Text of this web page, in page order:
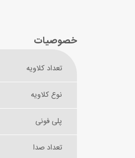
خصوصیات
تعداد کلاویه
نوع کلاویه
پلی فونی
تعداد صدا